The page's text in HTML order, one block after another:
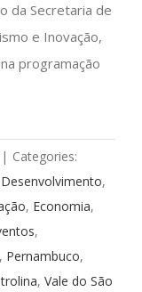
da Secretaria de
e Inovação,
programação
| Categories:
Desenvolvimento,
, Economia,
,
, Pernambuco,
, Vale do São